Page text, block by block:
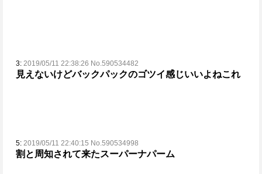
3: 2019/05/11 22:38:26 No.590534482
見えないけどバックパックのゴツイ感じいいよねこれ
5: 2019/05/11 22:40:15 No.590534998
割と周知されて来たスーパーナパーム